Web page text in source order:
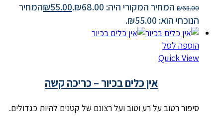
₪68.00 המחיר המקורי היה: ₪68.00. ₪55.00
המחיר
הנוכחי הוא: ₪55.00.
הוספה לסל
Quick View
אין כלים בכיור – כריכה קשה
סיפור רטוב על רע וטוב ועל רצונם של קטנים להיות כגדולים.